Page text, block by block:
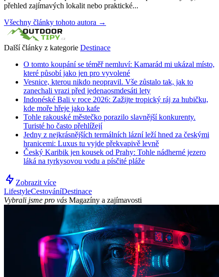
přehled zajímavých lokalit nebo praktické...
Všechny články tohoto autora →
Další články z kategorie Destinace
O tomto koupání se téměř nemluví: Kamarád mi ukázal místo,
které působí jako jen pro vyvolené
Vesnice, kterou nikdo neopravil. Vše zůstalo tak, jak to
zanechali vrazi před jedenaosmdesáti lety
Indonéské Bali v roce 2026: Zažijte tropický ráj za hubičku,
kde moře hřeje jako kafe
Tohle rakouské městečko porazilo slavnější konkurenty.
Turisté ho často přehlížejí
Jedny z nejkrásnějších termálních lázní leží hned za českými
hranicemi: Luxus tu vyjde překvapivě levně
Český Karibik jen kousek od Prahy: Tohle nádherné jezero
láká na tyrkysovou vodu a písčité pláže
Zobrazit více
LifestyleCestováníDestinace
Vybrali jsme pro vás Magazíny a zajímavosti